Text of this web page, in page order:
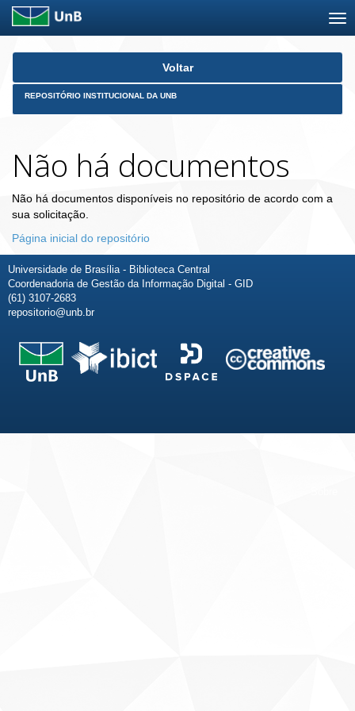
Skip
Voltar
REPOSITÓRIO INSTITUCIONAL DA UNB
Não há documentos
Não há documentos disponíveis no repositório de acordo com a
sua solicitação.
Página inicial do repositório
Universidade de Brasília - Biblioteca Central
Coordenadoria de Gestão da Informação Digital - GID
(61) 3107-2683
repositorio@unb.br